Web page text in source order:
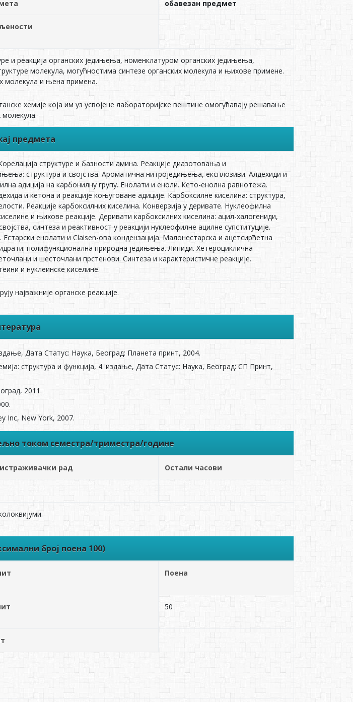
обавезан предмет
и реакција органских једињења, номенклатуром органских једињења,
молекула, могућностима синтезе органских молекула и њихове примене.
молекула и њена примена.
хемије која им уз усвојене лабораторијске вештине омогућавају решавање
молекула.
предмета
структуре и базности амина. Реакције диазотовања и
структура и својства. Ароматична нитроједињења, експлозиви. Алдехиди и
адиција на карбонилну групу. Енолати и еноли. Кето-енолна равнотежа.
и кетона и реакције коњуговане адиције. Карбоксилне киселина: структура,
Реакције карбоксилних киселина. Конверзија у деривате. Нуклеофилна
и њихове реакције. Деривати карбоксилних киселина: ацил-халогениди,
синтеза и реактивност у реакцији нуклеофилне ацилне супституције.
енолати и Claisen-ова кондензација. Малонестарска и ацетсирћетна
полифункционална природна једињења. Липиди. Хетероциклична
и шесточлани прстенови. Синтеза и карактеристичне реакције.
и нуклеинске киселине.
најважније органске реакције.
Дaтa Стaтус: Наука, Бeoгрaд: Планета принт, 2004.
структура и функција, 4. издaњe, Дaтa Стaтус: Наука, Бeoгрaд: СП Принт,
2011.
Inc, New York, 2007.
током семестра/триместра/године
рад Остали часови
број поена 100)
Поена
50